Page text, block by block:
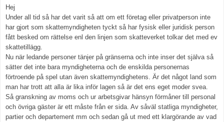
Hej
Under all tid så har det varit så att om ett företag eller privatperson inte
har gjort som skattemyndigheten tyckt så har fysisk eller juridisk person
fått besked om rättelse enl den linjen som skatteverket tolkar det med ev
skattetillägg.
Nu när ledande personer tänjer på gränserna och inte inser det själva så
sätter det inte bara myndigheterna och de enskilda personernas
förtroende på spel utan även skattemyndighetens. Är det något land som
man har trott att alla är lika inför lagen så är det ens eget moder svea.
Så granskning av moms och ur arbetsgivar hänsyn förmåner till personal
och övriga gäster är ett måste från er sida. Av såväl statliga myndigheter,
partier och departement mm och sedan gå ut med ett klargörande av vad